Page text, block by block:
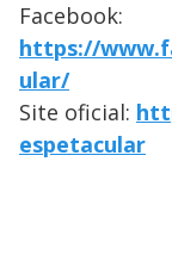
Facebook:
https://
ular/
Site oficial:
espetacular